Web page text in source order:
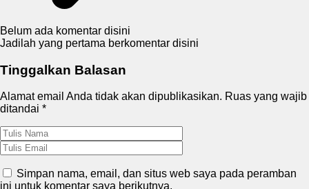
Belum ada komentar disini
Jadilah yang pertama berkomentar disini
Tinggalkan Balasan
Alamat email Anda tidak akan dipublikasikan. Ruas yang wajib
ditandai *
Simpan nama, email, dan situs web saya pada peramban
ini untuk komentar saya berikutnya.